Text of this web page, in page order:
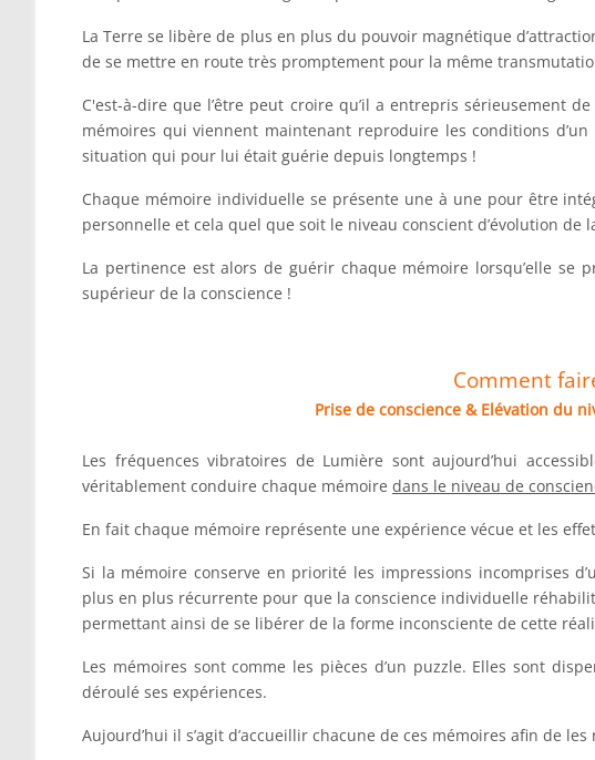
La Terre se libère de plus en plus du pouvoir magnétique
de se mettre en route très promptement pour la même
C'est-à-dire que l’être peut croire qu’il a entrepris sérieusement
mémoires qui viennent maintenant reproduire les conditions
situation qui pour lui était guérie depuis longtemps !
Chaque mémoire individuelle se présente une à une pour être
personnelle et cela quel que soit le niveau conscient d’évolution de
La pertinence est alors de guérir chaque mémoire lorsqu’elle se
supérieur de la conscience !
Comment
Prise de conscience & Elévation du
Les fréquences vibratoires de Lumière sont aujourd’hui
véritablement conduire chaque mémoire dans le niveau de
En fait chaque mémoire représente une expérience vécue et les
Si la mémoire conserve en priorité les impressions incomprises
plus en plus récurrente pour que la conscience individuelle
permettant ainsi de se libérer de la forme inconsciente de cette
Les mémoires sont comme les pièces d’un puzzle. Elles sont
déroulé ses expériences.
Aujourd’hui il s’agit d’accueillir chacune de ces mémoires afin de